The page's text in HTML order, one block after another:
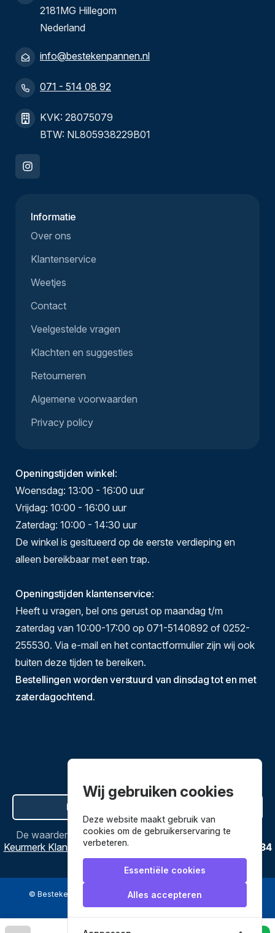
2181MG Hillegom
Nederland
info@bestekenpannen.nl
071 - 514 08 92
KVK: 28075079
BTW: NL805938229B01
Informatie
Over ons
Klantenservice
Weetjes
Contact
Veelgestelde vragen
Klachten en suggesties
Retourneren
Algemene voorwaarden
Privacy policy
Openingstijden winkel:
Woensdag: 13:00 - 16:00 uur
Vrijdag: 10:00 - 16:00 uur
Zaterdag: 10:00 - 14:30 uur
De winkel is gesitueerd op de eerste verdieping en
alleen bereikbaar met een trap.
Openingstijden klantenservice:
Heeft u vragen, bel ons gerust op maandag t/m
zaterdag van 10:00-17:00 op 071-5140892 of 0252-
255530. Via e-mail en het contactformulier zijn wij ook
buiten deze tijden te bereiken.
Bestellingen worden verstuurd van dinsdag tot en met
zaterdagochtend.
Hier de overeenkomst ontbinden
De waardering vanBestekenpannen.nlbijWebwinkel
Keurmerk Klantbeoordelingen
3634
reviews.
© Bestekenpannen.nl 2026 een webshop van
Wij gebruiken cookies
Deze website maakt gebruik van
cookies om de gebruikerservaring te
verbeteren.
Essentiële cookies
Alles accepteren